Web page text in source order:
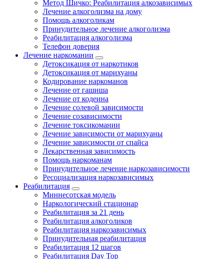
Метод Шичко: Реабилитация алкозависимых
Лечение алкоголизма на дому
Помощь алкоголикам
Принудительное лечение алкоголизма
Реабилитация алкоголизма
Телефон доверия
Лечение наркомании
Детоксикация от наркотиков
Детоксикация от марихуаны
Кодирование наркоманов
Лечение от гашиша
Лечение от кодеина
Лечение солевой зависимости
Лечение созависимости
Лечение токсикомании
Лечение зависимости от марихуаны
Лечение зависимости от спайса
Лекарственная зависимость
Помощь наркоманам
Принудительное лечение наркозависимости
Ресоциализация наркозависимых
Реабилитация
Миннесотская модель
Наркологический стационар
Реабилитация за 21 день
Реабилитация алкоголиков
Реабилитация наркозависимых
Принудительная реабилитация
Реабилитация 12 шагов
Реабилитация Day Top